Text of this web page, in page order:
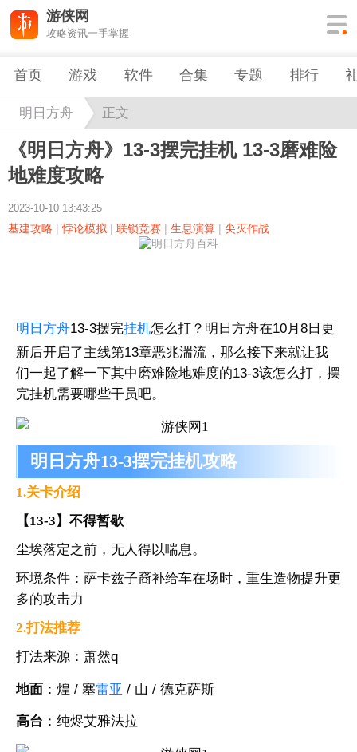
游侠网
攻略资讯一手掌握
首页 游戏 软件 合集 专题 排行
明日方舟 正文
《明日方舟》13-3摆完挂机 13-3磨难险
地难度攻略
2023-10-10 13:43:25
基建攻略 |悖论模拟 | 联锁竞赛 | 生息演算 | 尖灭作战
明日方舟13-3摆完挂机怎么打？明日方舟在10月8日更
新后开启了主线第13章恶兆湍流，那么接下来就让我
们一起了解一下其中磨难险地难度的13-3该怎么打，摆
完挂机需要哪些干员吧。
明日方舟13-3摆完挂机攻略
1.关卡介绍
【13-3】不得暂歇
尘埃落定之前，无人得以喘息。
环境条件：萨卡兹子裔补给车在场时，重生造物提升更
多的攻击力
2.打法推荐
打法来源：萧然q
地面 ：煌 / 塞雷亚 / 山 / 德克萨斯
高台 ：纯烬艾雅法拉